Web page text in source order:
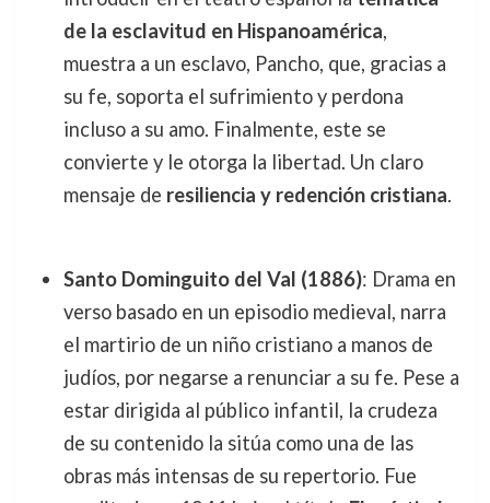
de la esclavitud en Hispanoamérica,
muestra a un esclavo, Pancho, que, gracias a
su fe, soporta el sufrimiento y perdona
incluso a su amo. Finalmente, este se
convierte y le otorga la libertad. Un claro
mensaje de resiliencia y redención cristiana.
Santo Dominguito del Val (1886): Drama en
verso basado en un episodio medieval, narra
el martirio de un niño cristiano a manos de
judíos, por negarse a renunciar a su fe. Pese a
estar dirigida al público infantil, la crudeza
de su contenido la sitúa como una de las
obras más intensas de su repertorio. Fue